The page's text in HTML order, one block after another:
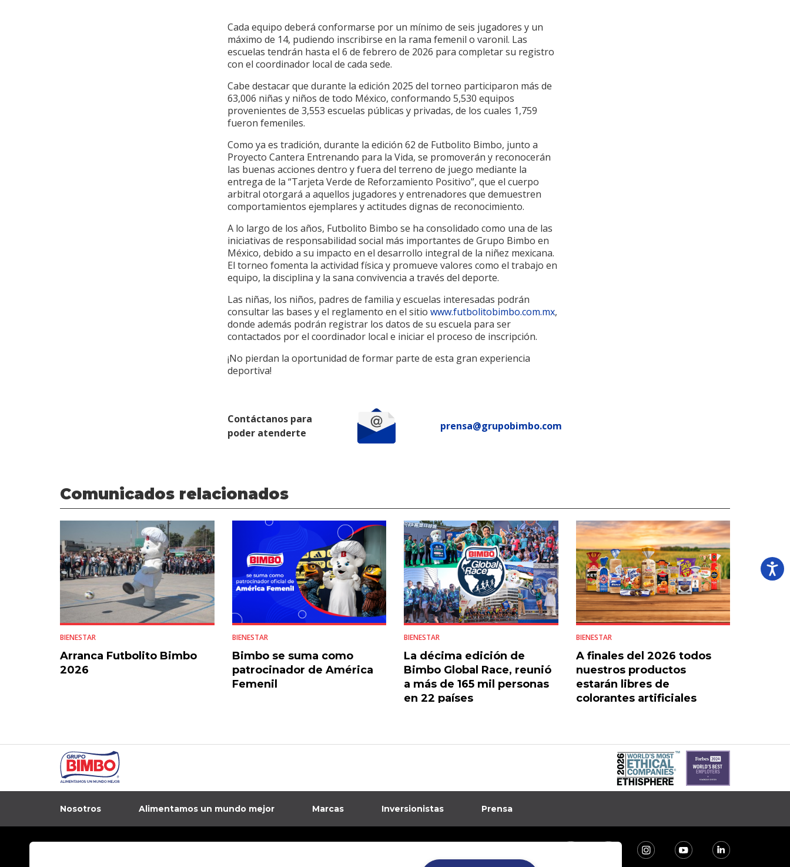
Cada equipo deberá conformarse por un mínimo de seis jugadores y un
máximo de 14, pudiendo inscribirse en la rama femenil o varonil. Las
escuelas tendrán hasta el 6 de febrero de 2026 para completar su registro
con el coordinador local de cada sede.
Cabe destacar que durante la edición 2025 del torneo participaron más de
63,006 niñas y niños de todo México, conformando 5,530 equipos
provenientes de 3,553 escuelas públicas y privadas, de los cuales 1,759
fueron femeniles.
Como ya es tradición, durante la edición 62 de Futbolito Bimbo, junto a
Proyecto Cantera Entrenando para la Vida, se promoverán y reconocerán
las buenas acciones dentro y fuera del terreno de juego mediante la
entrega de la “Tarjeta Verde de Reforzamiento Positivo”, que el cuerpo
arbitral otorgará a aquellos jugadores y entrenadores que demuestren
comportamientos ejemplares y actitudes dignas de reconocimiento.
A lo largo de los años, Futbolito Bimbo se ha consolidado como una de las
iniciativas de responsabilidad social más importantes de Grupo Bimbo en
México, debido a su impacto en el desarrollo integral de la niñez mexicana.
El torneo fomenta la actividad física y promueve valores como el trabajo en
equipo, la disciplina y la sana convivencia a través del deporte.
Las niñas, los niños, padres de familia y escuelas interesadas podrán
consultar las bases y el reglamento en el sitio www.futbolitobimbo.com.mx,
donde además podrán registrar los datos de su escuela para ser
contactados por el coordinador local e iniciar el proceso de inscripción.
¡No pierdan la oportunidad de formar parte de esta gran experiencia
deportiva!
Contáctanos para
poder atenderte
prensa@grupobimbo.com
Comunicados relacionados
BIENESTAR
Arranca Futbolito Bimbo
2026
BIENESTAR
Bimbo se suma como
patrocinador de América
Femenil
BIENESTAR
La décima edición de
Bimbo Global Race, reunió
a más de 165 mil personas
en 22 países
BIENESTAR
A finales del 2026 todos
nuestros productos
estarán libres de
colorantes artificiales
Nosotros Alimentamos un mundo mejor Marcas Inversionistas Prensa